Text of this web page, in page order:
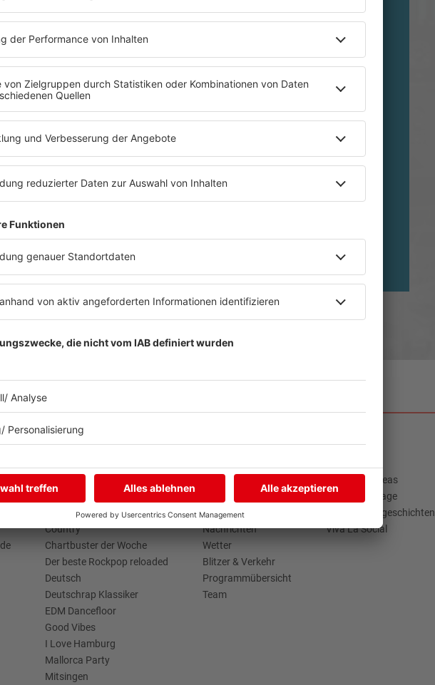
abspielen
I LOVE HAMBURG
Musik aus Hamburg. Kriegt ihr 24/7
im delta I Love Hamburg Stream!
Brandneu
Buzz Beat Boutique
Country
Chartbuster der Woche
Der beste Rockpop reloaded
Deutsch
Deutschrap Klassiker
EDM Dancefloor
Good Vibes
I Love Hamburg
Mallorca Party
Mitsingen
Aktionen
Zum Nachhören
Nachrichten
Wetter
Blitzer & Verkehr
Programmübersicht
Team
Access All Areas
delta Backstage
Jahrhundertgeschichten
Viva La Social